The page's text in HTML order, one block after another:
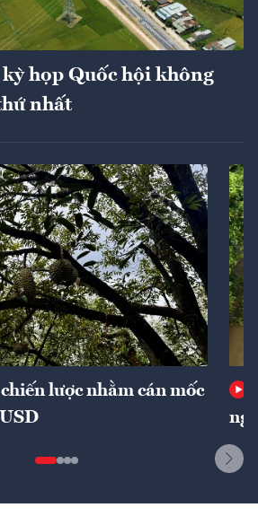
họp Quốc hội không
nhất
lược nhằm cán mốc